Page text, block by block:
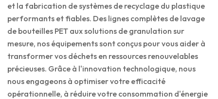
et la fabrication de systèmes de recyclage du plastique
performants et fiables. Des lignes complètes de lavage
de bouteilles PET aux solutions de granulation sur
mesure, nos équipements sont conçus pour vous aider à
transformer vos déchets en ressources renouvelables
précieuses. Grâce à l'innovation technologique, nous
nous engageons à optimiser votre efficacité
opérationnelle, à réduire votre consommation d'énergie